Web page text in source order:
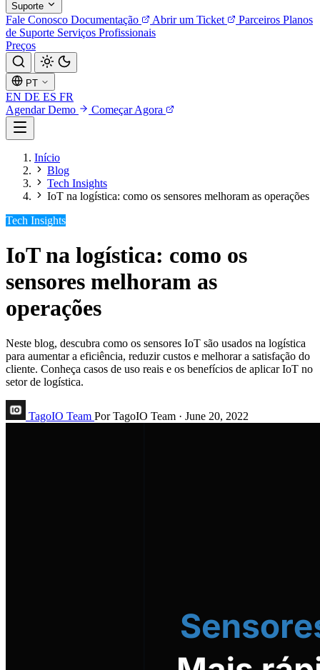
Suporte
Fale Conosco Documentação Abrir um Ticket Parceiros Planos
de Suporte Serviços Profissionais
Preços
PT
EN DE ES FR
Agendar Demo
Começar Agora
Início
Blog
Tech Insights
IoT na logística: como os sensores melhoram as operações
Tech Insights
IoT na logística: como os
sensores melhoram as
operações
Neste blog, descubra como os sensores IoT são usados na logística
para aumentar a eficiência, reduzir custos e melhorar a satisfação do
cliente. Conheça casos de uso reais e os benefícios de aplicar IoT no
setor de logística.
TagoIO Team Por TagoIO Team · June 20, 2022